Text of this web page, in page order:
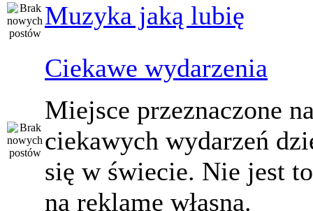
Muzyka jaką lubię
Ciekawe wydarzenia
Miejsce przeznaczone
ciekawych wydarzeń
się w świecie. Nie jest
na reklamę własną.